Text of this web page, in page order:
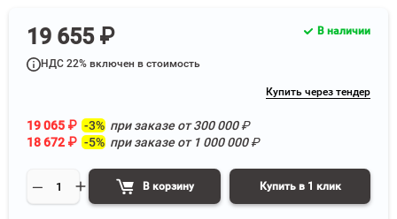
19 655 ₽
НДС 22% включен в стоимость
Купить через тендер
19 065 ₽ -3% при заказе от300 000₽
18 672 ₽ -5% при заказе от 1 000 000₽
В корзину Купить в 1 клик
В наличии